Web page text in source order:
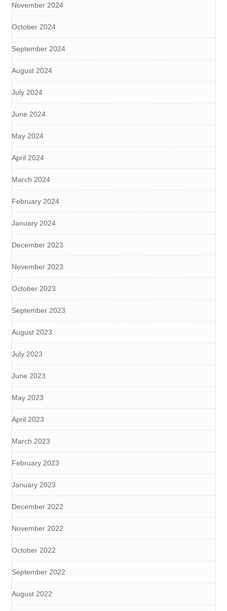
November 2024
October 2024
September 2024
August 2024
July 2024
June 2024
May 2024
April 2024
March 2024
February 2024
January 2024
December 2023
November 2023
October 2023
September 2023
August 2023
July 2023
June 2023
May 2023
April 2023
March 2023
February 2023
January 2023
December 2022
November 2022
October 2022
September 2022
August 2022